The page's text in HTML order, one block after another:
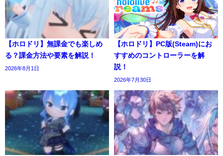
【ホロドリ】無課金でも楽しめ
る？課金方法や要素を解説！
2026年8月1日
【ホロドリ】PC版(Steam)にお
すすめのコントローラーを解
説！
2026年7月30日